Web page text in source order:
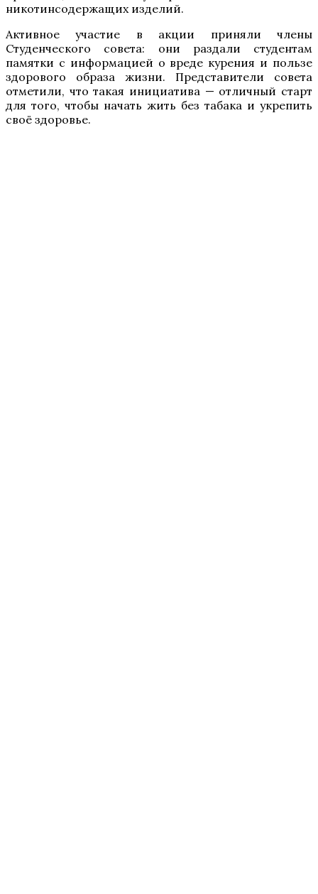
никотинсодержащих изделий.
Активное участие в акции приняли члены
Студенческого совета: они раздали студентам
памятки с информацией о вреде курения и пользе
здорового образа жизни. Представители совета
отметили, что такая инициатива — отличный старт
для того, чтобы начать жить без табака и укрепить
своё здоровье.